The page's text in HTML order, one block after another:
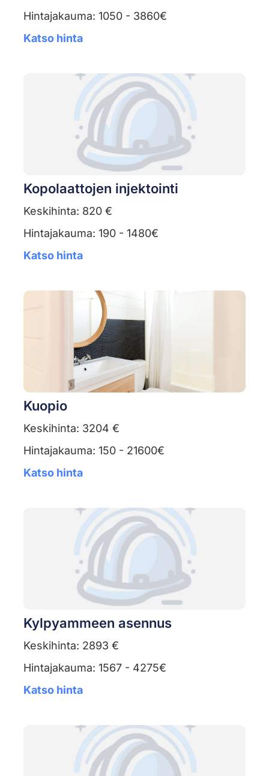
Hintajakauma: 1050 - 3860€
Katso hinta
Kopolaattojen injektointi
Keskihinta: 820 €
Hintajakauma: 190 - 1480€
Katso hinta
Kuopio
Keskihinta: 3204 €
Hintajakauma: 150 - 21600€
Katso hinta
Kylpyammeen asennus
Keskihinta: 2893 €
Hintajakauma: 1567 - 4275€
Katso hinta